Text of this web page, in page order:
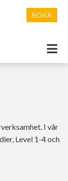
BOKA
I vår
Level 1-4 och